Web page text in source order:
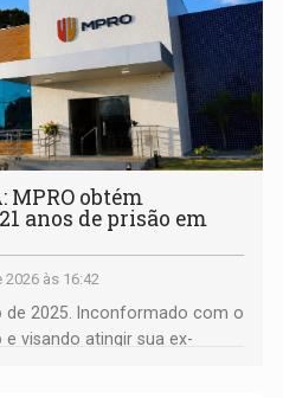
MPRO obtém
anos de prisão em
às 16:42
2025. Inconformado com o
visando atingir sua ex-